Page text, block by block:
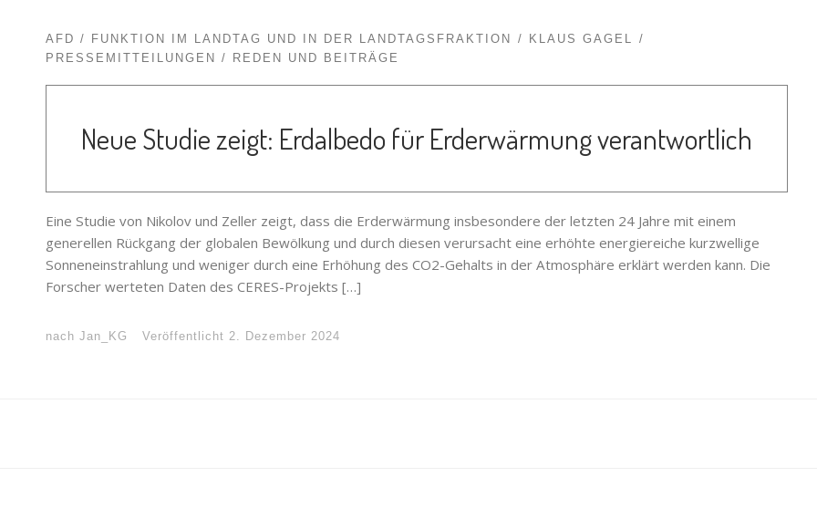
AFD FUNKTION IM LANDTAG UND IN DER LANDTAGSFRAKTION
KLAUS GAGEL
PRESSEMITTEILUNGEN
REDEN UND BEITRÄGE
Neue Studie zeigt: Erdalbedo für Erderwärmung verantwortlich
Eine Studie von Nikolov und Zeller zeigt, dass die Erderwärmung insbesondere der letzten 24 Jahre mit einem
generellen Rückgang der globalen Bewölkung und durch diesen verursacht eine erhöhte energiereiche kurzwellige
Sonneneinstrahlung und weniger durch eine Erhöhung des CO2-Gehalts in der Atmosphäre erklärt werden kann. Die
Forscher werteten Daten des CERES-Projekts […]
nach Jan_KG Veröffentlicht 2. Dezember 2024